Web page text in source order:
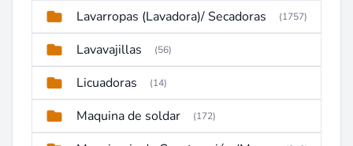
Lavarropas (Lavadora)/ Secadoras (1757)
Lavavajillas (56)
Licuadoras (14)
Maquina de soldar (172)